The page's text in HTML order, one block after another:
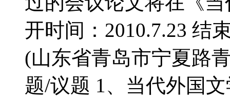
开时间：2010.7.23 结
(山东省青岛市宁夏路
题/议题 1、当代外国文